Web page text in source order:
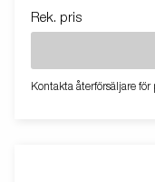
Rek. pris
Kontakta återförsäljare för